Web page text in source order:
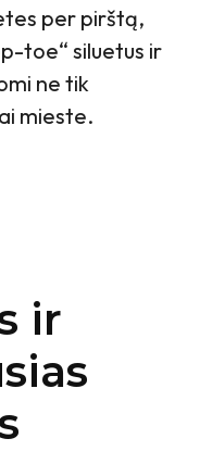
per pirštą,
toe“ siluetus ir
ne tik
mieste.
ir